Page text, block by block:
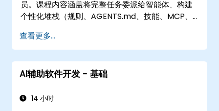
员。课程内容涵盖将完整任务委派给智能体、构建
个性化堆栈（规则、AGENTS.md、技能、MCP、
体以及结构化智能体工作流。材料不依赖于特定工
具。本课程在“基础”课程之后开设。
查看更多...
AI辅助软件开发 - 基础
14 小时